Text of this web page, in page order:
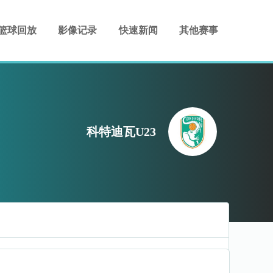
球回放 影像记录 快速新闻 其他赛事
科特迪瓦U23